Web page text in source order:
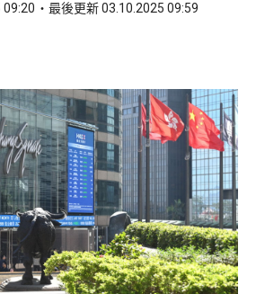
09:20 最後更新 03.10.2025 09:59